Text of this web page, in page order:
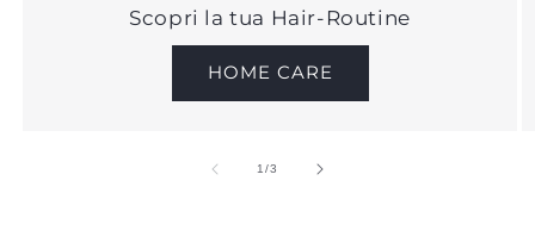
Scopri la tua Hair-Routine
HOME CARE
1/su
3